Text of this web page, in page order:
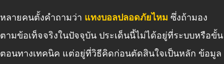
หลายคนตั้งคำถามว่า แทงบอลปลอดภัยไหม ซึ่งถ้ามอง
ตามข้อเท็จจริงในปัจจุบัน ประเด็นนี้ไม่ได้อยู่ที่ระบบหรือขั้น
ตอนทางเทคนิค แต่อยู่ที่วิธีคิดก่อนตัดสินใจเป็นหลัก ข้อมูล